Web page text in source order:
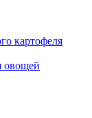
картофеля
овощей